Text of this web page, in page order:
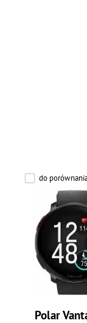
do
Polar